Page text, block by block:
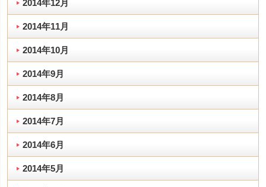
2014年12月
2014年11月
2014年10月
2014年9月
2014年8月
2014年7月
2014年6月
2014年5月